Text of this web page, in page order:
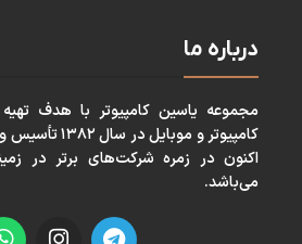
درباره ما
مجموعه ياسين كامپيوتر با هدف
كامپيوتر و
اكنون در زمره شركت‌های برتر در
می‌باشد.